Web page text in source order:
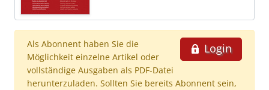
Login
Als Abonnent haben Sie die
Möglichkeit einzelne Artikel oder
vollständige Ausgaben als PDF-Datei
herunterzuladen. Sollten Sie bereits Abonnent sein,